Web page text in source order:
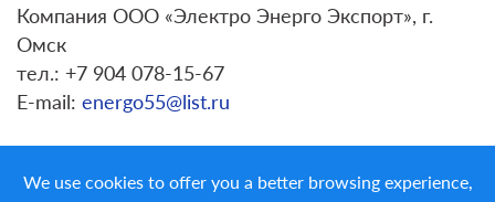
Компания ООО «Электро Энерго Экспорт», г.
Омск
тел.: +7 904 078-15-67
E-mail: energo55@list.ru
We use cookies to offer you a better browsing experience,